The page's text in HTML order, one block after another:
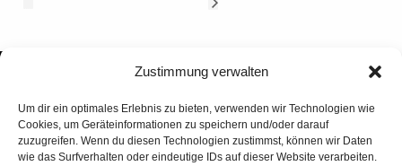
Zustimmung verwalten
Um dir ein optimales Erlebnis zu bieten, verwenden wir Technologien wie
Cookies, um Geräteinformationen zu speichern und/oder darauf
zuzugreifen. Wenn du diesen Technologien zustimmst, können wir Daten
wie das Surfverhalten oder eindeutige IDs auf dieser Website verarbeiten.